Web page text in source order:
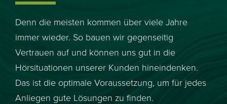
Denn die meisten kommen über viele Jahre
immer wieder. So bauen wir gegenseitig
Vertrauen auf und können uns gut in die
Hörsituationen unserer Kunden hineindenken.
Das ist die optimale Voraussetzung, um für jedes
Anliegen gute Lösungen zu finden.